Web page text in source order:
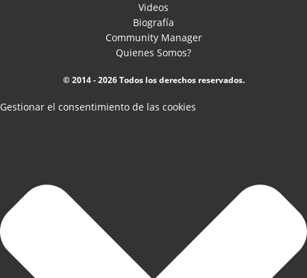
Videos
Biografía
Community Manager
Quienes Somos?
© 2014 - 2026 Todos los derechos reservados.
Gestionar el consentimiento de las cookies